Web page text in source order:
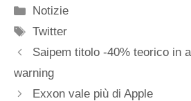
Categorie
Notizie
Tag
Twitter
Saipem titolo -40% teorico in
warning
Exxon vale più di Apple